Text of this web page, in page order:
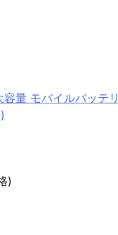
量 モバイルバッテリ
)